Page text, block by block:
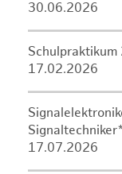
30.06.2026
Schulpraktikum
17.02.2026
17.07.2026